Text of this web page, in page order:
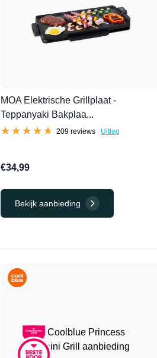
MOA Elektrische Grillplaat -
Teppanyaki Bakplaa...
★★★★★
★★★★★ 209 reviews Uitleg
€34,99
Bekijk aanbieding